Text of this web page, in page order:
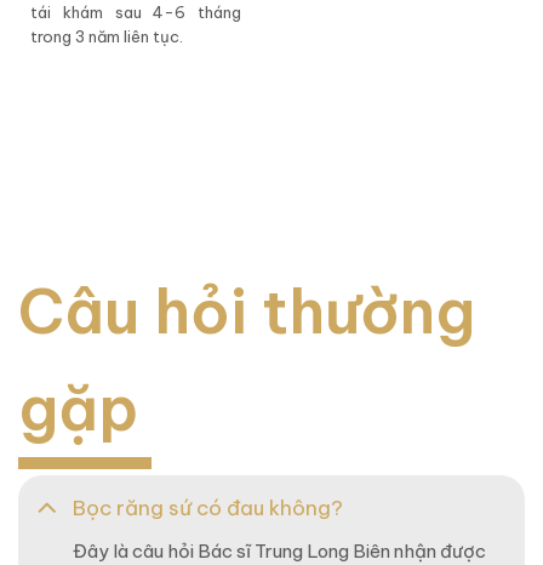
tái khám sau 4-6 tháng
trong 3 năm liên tục.
Câu hỏi thường
gặp
Bọc răng sứ có đau không?
Đây là câu hỏi Bác sĩ Trung Long Biên nhận được